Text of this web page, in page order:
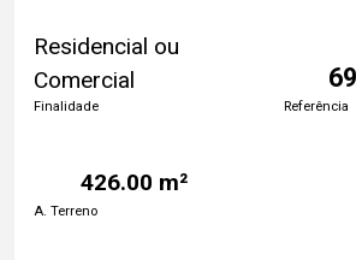
Residencial ou
Comercial
Finalidade Referência
426.00 m²
A. Terreno